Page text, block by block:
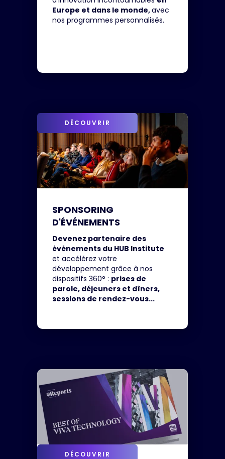
Europe et dans le monde,avec
nos programmes personnalisés.
DÉCOUVRIR
SPONSORING
D'ÉVÉNEMENTS
Devenez partenaire des
événements du HUB Institute
et accélérez votre
développement grâce à nos
dispositifs 360° : prises de
parole, déjeuners et dîners,
sessions de rendez-vous...
DÉCOUVRIR